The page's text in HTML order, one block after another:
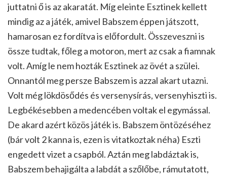
juttatni ő is az akaratát. Míg eleinte Esztinek kellett
mindig az a játék, amivel Babszem éppen játszott,
hamarosan ez fordítva is előfordult. Összeveszni is
össze tudtak, főleg a motoron, mert az csak a fiamnak
volt. Amíg le nem hozták Esztinek az övét a szülei.
Onnantól meg persze Babszem is azzal akart utazni.
Volt még lökdösődés és versenysírás, versenyhiszti is.
Legbékésebben a medencében voltak el egymással.
De akard azért közös játék is. Babszem öntözéséhez
(bár volt 2 kanna is, ezen is vitatkoztak néha) Eszti
engedett vizet a csapból. Aztán meg labdáztak is,
Babszem behajigálta a labdát a szőlőbe, rámutatott,